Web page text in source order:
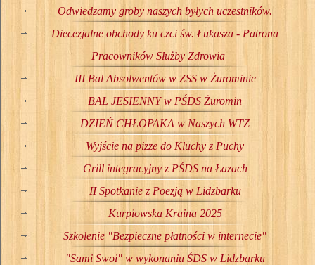
Odwiedzamy groby naszych byłych uczestników.
Diecezjalne obchody ku czci św. Łukasza - Patrona
Pracowników Służby Zdrowia
III Bal Absolwentów w ZSS w Żurominie
BAL JESIENNY w PŚDS Żuromin
DZIEŃ CHŁOPAKA w Naszych WTZ
Wyjście na pizze do Kluchy z Puchy
Grill integracyjny z PŚDS na Łazach
II Spotkanie z Poezją w Lidzbarku
Kurpiowska Kraina 2025
Szkolenie "Bezpieczne płatności w internecie"
"Sami Swoi" w wykonaniu ŚDS w Lidzbarku